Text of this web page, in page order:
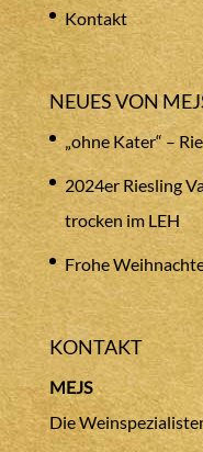
Kontakt
NEUES VON
„ohne Kater“ –
2024er Riesling
trocken im LEH
Frohe
KONTAKT
MEJS
Die